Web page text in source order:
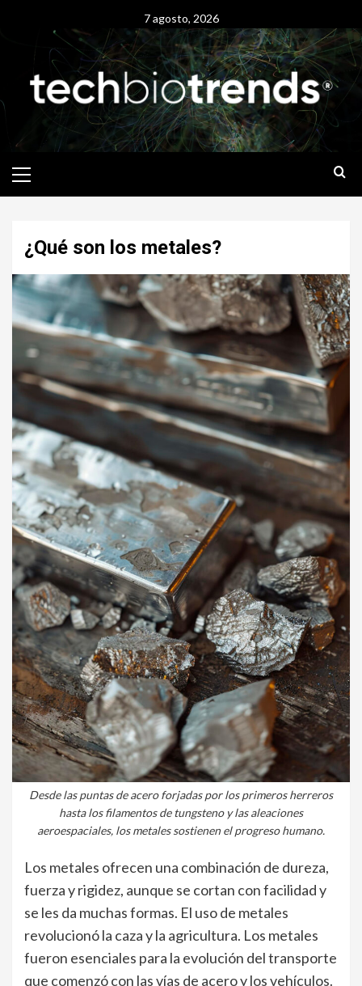
7 agosto, 2026
Menu
¿Qué son los metales?
Desde las puntas de acero forjadas por los primeros herreros
hasta los filamentos de tungsteno y las aleaciones
aeroespaciales, los metales sostienen el progreso humano.
Los metales ofrecen una combinación de dureza,
fuerza y rigidez, aunque se cortan con facilidad y
se les da muchas formas. El uso de metales
revolucionó la caza y la agricultura. Los metales
fueron esenciales para la evolución del transporte
que comenzó con las vías de acero y los vehículos.